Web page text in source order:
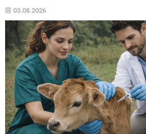
kınandı. Bakanlık, bu eylemlerin Netanyahu
halkıyla gerçek bir barış iradesine sahip
03.08.2026